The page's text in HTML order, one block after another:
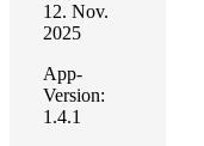
12. Nov.
2025
App-
Version:
1.4.1